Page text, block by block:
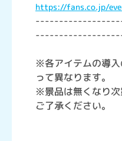
https://fans.co.jp/
※各アイテムの導
って異なります。
※景品は無くなり
ご了承ください。